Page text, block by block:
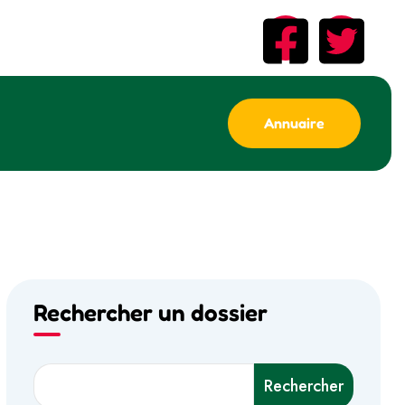
Annuaire
Rechercher un dossier
Rechercher